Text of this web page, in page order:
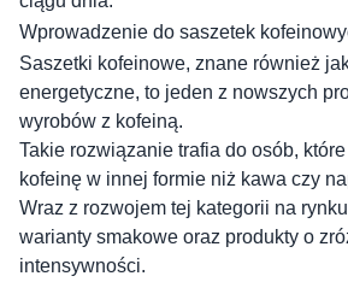
Wprowadzenie do saszetek
Saszetki kofeinowe, znane również
energetyczne, to jeden z nowszych
wyrobów z kofeiną.
Takie rozwiązanie trafia do osób,
kofeinę w innej formie niż kawa czy
Wraz z rozwojem tej kategorii na
warianty smakowe oraz produkty o
intensywności.